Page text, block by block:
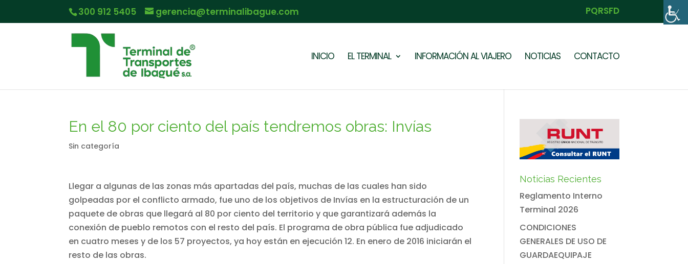
300 912 5405 gerencia@terminalibague.com PQRSFD
INICIO EL TERMINAL INFORMACIÓN AL VIAJERO NOTICIAS CONTACTO
En el 80 por ciento del país tendremos obras: Invías
Sin categoría
Llegar a algunas de las zonas más apartadas del país, muchas de las cuales han sido
golpeadas por el conflicto armado, fue uno de los objetivos de Invías en la estructuración de un
paquete de obras que llegará al 80 por ciento del territorio y que garantizará además la
conexión de pueblo remotos con el resto del país. El programa de obra pública fue adjudicado
en cuatro meses y de los 57 proyectos, ya hoy están en ejecución 12. En enero de 2016 iniciarán el
resto de las obras.
Noticias Recientes
Reglamento Interno
Terminal 2026
CONDICIONES
GENERALES DE USO DE
GUARDAEQUIPAJE